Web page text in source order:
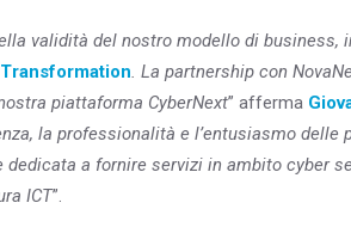
validità del nostro modello di
. La partnership con
piattaforma CyberNext” afferma
la professionalità e l’entusiasmo
dedicata a fornire servizi in ambito cyber
ICT”.